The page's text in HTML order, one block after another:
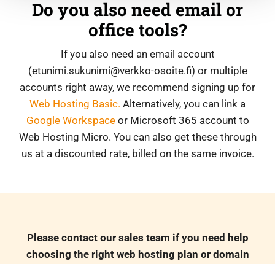
Do you also need email or
office tools?
If you also need an email account
(etunimi.sukunimi@verkko-osoite.fi) or multiple
accounts right away, we recommend signing up for
Web Hosting Basic. Alternatively, you can link a
Google Workspaceor Microsoft 365 account to
Web Hosting Micro. You can also get these through
us at a discounted rate, billed on the same invoice.
Please contact our sales team if you need help
choosing the right web hosting plan or domain